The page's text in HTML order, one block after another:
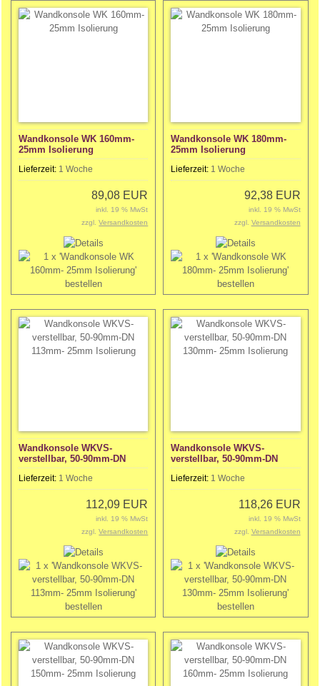
Wandkonsole WK 160mm-
25mm Isolierung
Lieferzeit: 1 Woche
89,08 EUR
inkl. 19 % MwSt
zzgl.Versandkosten
Wandkonsole WK 180mm-
25mm Isolierung
Lieferzeit: 1 Woche
92,38 EUR
inkl. 19 % MwSt
zzgl. Versandkosten
Wandkonsole WKVS-
verstellbar, 50-90mm-DN
113mm- 25mm Isolierung
Lieferzeit: 1 Woche
112,09 EUR
inkl. 19 % MwSt
zzgl.Versandkosten
Wandkonsole WKVS-
verstellbar, 50-90mm-DN
130mm- 25mm Isolierung
Lieferzeit: 1 Woche
118,26 EUR
inkl. 19 % MwSt
zzgl. Versandkosten